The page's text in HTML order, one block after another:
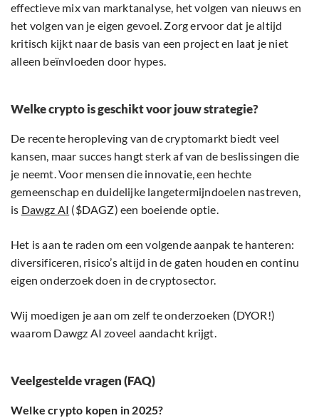
effectieve mix van marktanalyse, het volgen van nieuws en
het volgen van je eigen gevoel. Zorg ervoor dat je altijd
kritisch kijkt naar de basis van een project en laat je niet
alleen beïnvloeden door hypes.
Welke crypto is geschikt voor jouw strategie?
De recente heropleving van de cryptomarkt biedt veel
kansen, maar succes hangt sterk af van de beslissingen die
je neemt. Voor mensen die innovatie, een hechte
gemeenschap en duidelijke langetermijndoelen nastreven,
is Dawgz AI ($DAGZ) een boeiende optie.
Het is aan te raden om een volgende aanpak te hanteren:
diversificeren, risico’s altijd in de gaten houden en continu
eigen onderzoek doen in de cryptosector.
Wij moedigen je aan om zelf te onderzoeken (DYOR!)
waarom Dawgz AI zoveel aandacht krijgt.
Veelgestelde vragen (FAQ)
Welke crypto kopen in 2025?